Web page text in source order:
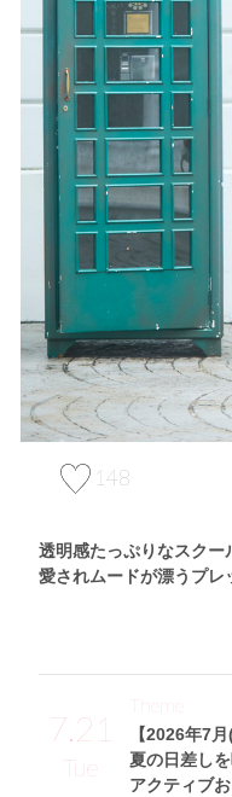
148
透明感たっぷりなスクー
愛されムードが漂うプ
7.21
Tue
【2026年7月
夏の日差し
アクティブ
Theme